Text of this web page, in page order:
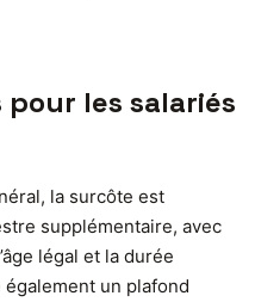
les salariés
la surcôte est
supplémentaire, avec
légal et la durée
également un plafond